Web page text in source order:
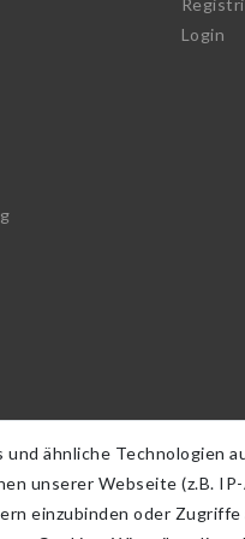
Login
und ähnliche Technologien
unserer Webseite (z.B.
einzubinden oder